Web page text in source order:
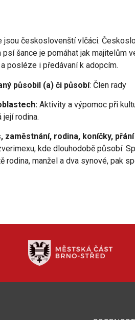
jsou českoslovenští vlčáci.
šance je pomáhat jak majitelům
posléze i předávaní k adopcím.
působil (a) či působí: Člen rady
Aktivity a výpomoc při
rodina.
zaměstnání, rodina, koníčky,
kde dlouhodobě působí.
rodina, manžel a dva synové, pak